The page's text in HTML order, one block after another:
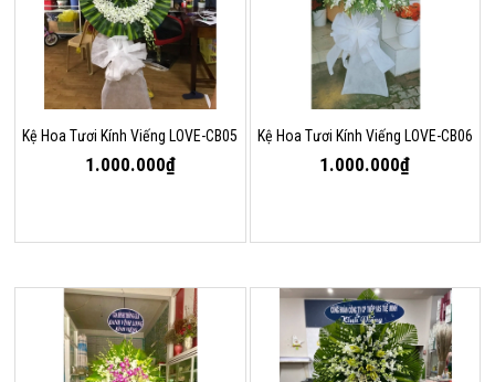
Kệ Hoa Tươi Kính Viếng LOVE-CB05
1.000.000₫
Kệ Hoa Tươi Kính Viếng LOVE-CB06
1.000.000₫